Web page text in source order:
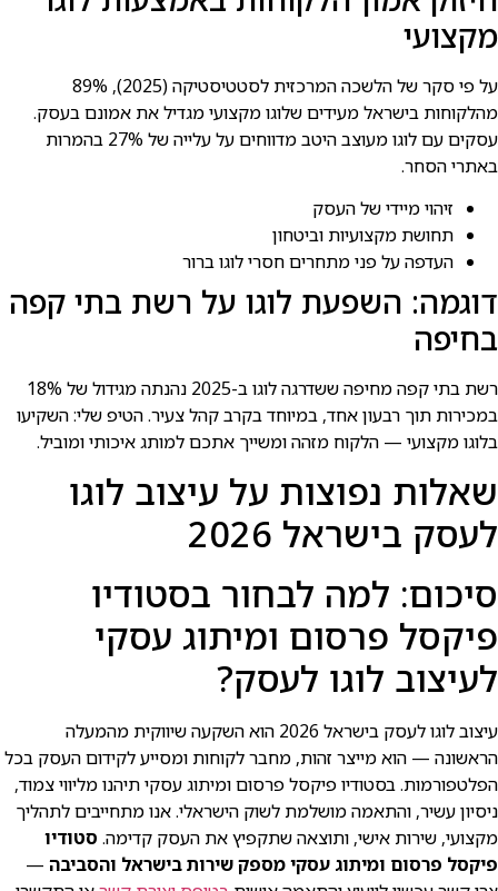
מקצועי
על פי סקר של הלשכה המרכזית לסטטיסטיקה (2025), 89%
מהלקוחות בישראל מעידים שלוגו מקצועי מגדיל את אמונם בעסק.
עסקים עם לוגו מעוצב היטב מדווחים על עלייה של 27% בהמרות
באתרי הסחר.
זיהוי מיידי של העסק
תחושת מקצועיות וביטחון
העדפה על פני מתחרים חסרי לוגו ברור
דוגמה: השפעת לוגו על רשת בתי קפה
בחיפה
רשת בתי קפה מחיפה ששדרגה לוגו ב-2025 נהנתה מגידול של 18%
במכירות תוך רבעון אחד, במיוחד בקרב קהל צעיר. הטיפ שלי: השקיעו
בלוגו מקצועי — הלקוח מזהה ומשייך אתכם למותג איכותי ומוביל.
שאלות נפוצות על עיצוב לוגו
לעסק בישראל 2026
סיכום: למה לבחור בסטודיו
פיקסל פרסום ומיתוג עסקי
לעיצוב לוגו לעסק?
עיצוב לוגו לעסק בישראל 2026 הוא השקעה שיווקית מהמעלה
הראשונה — הוא מייצר זהות, מחבר לקוחות ומסייע לקידום העסק בכל
הפלטפורמות. בסטודיו פיקסל פרסום ומיתוג עסקי תיהנו מליווי צמוד,
ניסיון עשיר, והתאמה מושלמת לשוק הישראלי. אנו מתחייבים לתהליך
מקצועי, שירות אישי, ותוצאה שתקפיץ את העסק קדימה. סטודיו
פיקסל פרסום ומיתוג עסקי מספק שירות בישראל והסביבה —